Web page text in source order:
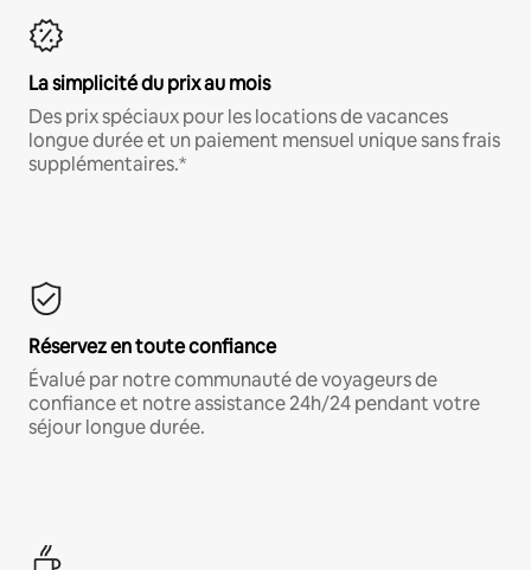
La simplicité du prix au mois
Des prix spéciaux pour les locations de vacances
longue durée et un paiement mensuel unique sans frais
supplémentaires.*
Réservez en toute confiance
Évalué par notre communauté de voyageurs de
confiance et notre assistance 24h/24 pendant votre
séjour longue durée.